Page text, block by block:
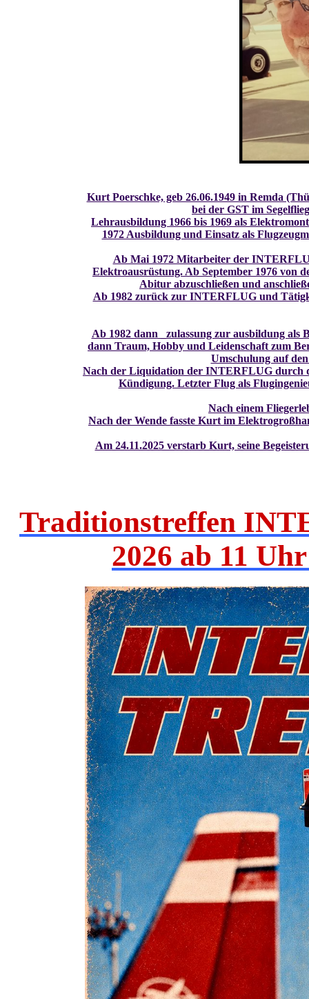
Kurt Poerschke, geb 26.06.1949 in Remda
bei der GST im
Lehrausbildung 1966 bis 1969 als
1972 Ausbildung und Einsatz als
Ab Mai 1972 Mitarbeiter der
Elektroausrüstung. Ab September 1976 von
Abitur abzuschließen und
Ab 1982 zurück zur INTERFLUG und
Ab 1982 dann _zulassung zur ausbildung
dann Traum, Hobby und Leidenschaft zum
Umschulung auf
Nach der Liquidation der INTERFLUG durch
Kündigung. Letzter Flug als
Nach einem
Nach der Wende fasste Kurt im
Am 24.11.2025 verstarb Kurt, seine
Traditionstreffen
2026 ab 11